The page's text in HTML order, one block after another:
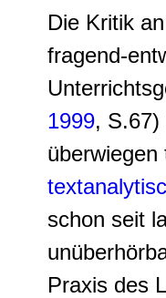
Die Kritik
fragend-
1999, S.67)
überwiegen
schon seit
Praxis des